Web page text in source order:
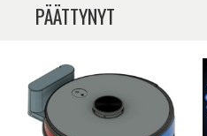
PÄÄTTYNYT